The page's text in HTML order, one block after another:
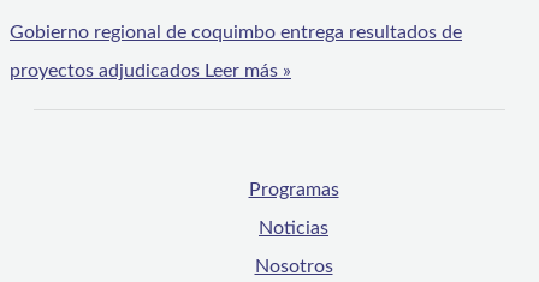
Gobierno regional de coquimbo entrega resultados de
proyectos adjudicados Leer más »
Programas
Noticias
Nosotros